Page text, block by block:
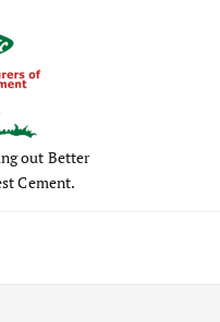
out Better
Cement.